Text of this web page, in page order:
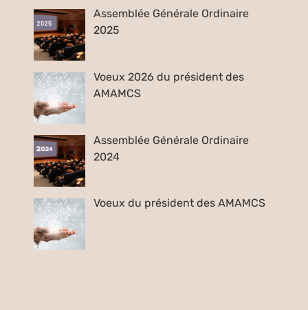
Assemblée Générale Ordinaire
2025
Voeux 2026 du président des
AMAMCS
Assemblée Générale Ordinaire
2024
Voeux du président des AMAMCS